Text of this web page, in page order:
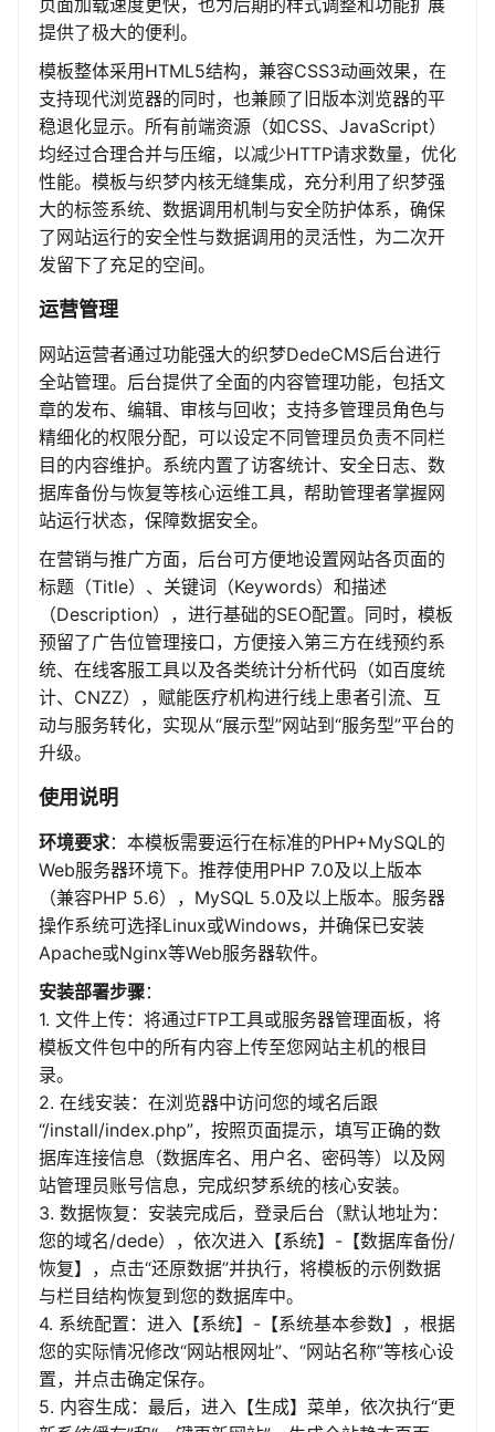
页面加载速度更快，也为后期的样式调整和功能扩展
提供了极大的便利。
模板整体采用HTML5结构，兼容CSS3动画效果，在
支持现代浏览器的同时，也兼顾了旧版本浏览器的平
稳退化显示。所有前端资源（如CSS、JavaScript）
均经过合理合并与压缩，以减少HTTP请求数量，优化
性能。模板与织梦内核无缝集成，充分利用了织梦强
大的标签系统、数据调用机制与安全防护体系，确保
了网站运行的安全性与数据调用的灵活性，为二次开
发留下了充足的空间。
运营管理
网站运营者通过功能强大的织梦DedeCMS后台进行
全站管理。后台提供了全面的内容管理功能，包括文
章的发布、编辑、审核与回收；支持多管理员角色与
精细化的权限分配，可以设定不同管理员负责不同栏
目的内容维护。系统内置了访客统计、安全日志、数
据库备份与恢复等核心运维工具，帮助管理者掌握网
站运行状态，保障数据安全。
在营销与推广方面，后台可方便地设置网站各页面的
标题（Title）、关键词（Keywords）和描述
（Description），进行基础的SEO配置。同时，模板
预留了广告位管理接口，方便接入第三方在线预约系
统、在线客服工具以及各类统计分析代码（如百度统
计、CNZZ），赋能医疗机构进行线上患者引流、互
动与服务转化，实现从“展示型”网站到“服务型”平台的
升级。
使用说明
环境要求：本模板需要运行在标准的PHP+MySQL的
Web服务器环境下。推荐使用PHP 7.0及以上版本
（兼容PHP 5.6），MySQL 5.0及以上版本。服务器
操作系统可选择Linux或Windows，并确保已安装
Apache或Nginx等Web服务器软件。
安装部署步骤：
1. 文件上传：将通过FTP工具或服务器管理面板，将
模板文件包中的所有内容上传至您网站主机的根目
录。
2. 在线安装：在浏览器中访问您的域名后跟
“/install/index.php”，按照页面提示，填写正确的数
据库连接信息（数据库名、用户名、密码等）以及网
站管理员账号信息，完成织梦系统的核心安装。
3. 数据恢复：安装完成后，登录后台（默认地址为：
您的域名/dede），依次进入【系统】-【数据库备份/
恢复】，点击“还原数据”并执行，将模板的示例数据
与栏目结构恢复到您的数据库中。
4. 系统配置：进入【系统】-【系统基本参数】，根据
您的实际情况修改“网站根网址”、“网站名称”等核心设
置，并点击确定保存。
5. 内容生成：最后，进入【生成】菜单，依次执行“更